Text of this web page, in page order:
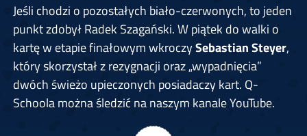
Jeśli chodzi o pozostałych biało-czerwonych, to jeden
punkt zdobył Radek Szagański. W piątek do walki o
kartę w etapie finałowym wkroczySebastian Steyer,
który skorzystał z rezygnacji oraz „wypadnięcia”
dwóch świeżo upieczonych posiadaczy kart. Q-
Schoola można śledzić na naszym kanale YouTube.